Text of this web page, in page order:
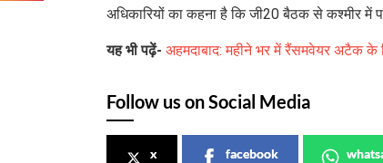
अधिकारियों का कहना है कि जी20 बैठक से कश्मीर में
यह भी पढ़ें- अहमदाबाद: महीने भर में रैंसमवेयर अटैक के
Follow us on Social Media
x facebook